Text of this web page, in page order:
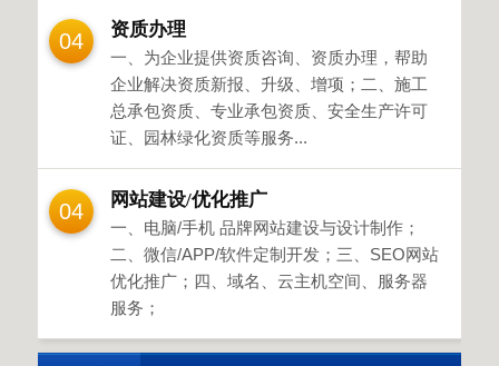
04 资质办理
一、为企业提供资质咨询、资质办理，帮助
企业解决资质新报、升级、增项；二、施工
总承包资质、专业承包资质、安全生产许可
证、园林绿化资质等服务...
04 网站建设/优化推广
一、电脑/手机 品牌网站建设与设计制作；
二、微信/APP/软件定制开发；三、SEO网站
优化推广；四、域名、云主机空间、服务器
服务；